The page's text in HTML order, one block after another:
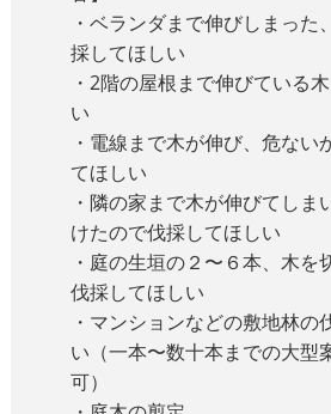
・ベランダまで伸びしまった
採してほしい
・2階の屋根まで伸びている
い
・電線まで木が伸び、危ない
てほしい
・隣の家まで木が伸びてしま
けたので伐採してほしい
・庭の生垣の２〜６本、木を
伐採してほしい
・マンションなどの敷地林の
い（一本〜数十本までの大型
可）